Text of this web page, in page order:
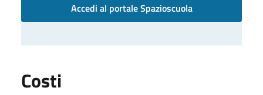
Accedi al portale Spazioscuola
Costi